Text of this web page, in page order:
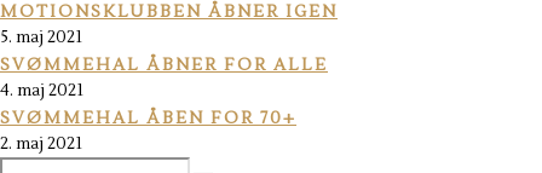
MOTIONSKLUBBEN ÅBNER IGEN
5. maj 2021
SVØMMEHAL ÅBNER FOR ALLE
4. maj 2021
SVØMMEHAL ÅBEN FOR 70+
2. maj 2021